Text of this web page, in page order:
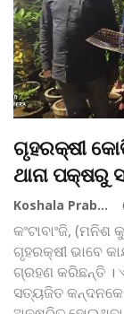
ଗୃହରକ୍ଷୀ
ଥାନା ପକ୍ଷରୁ
Koshala Prabaha
କଂଟାବାଂଜି, (ମନିଶ
ଗୃହରକ୍ଷୀ ଭାବେ
ଗ୍ରହଣ କରିଛନ୍ତି ।
ସତ୍ୟଜିତ